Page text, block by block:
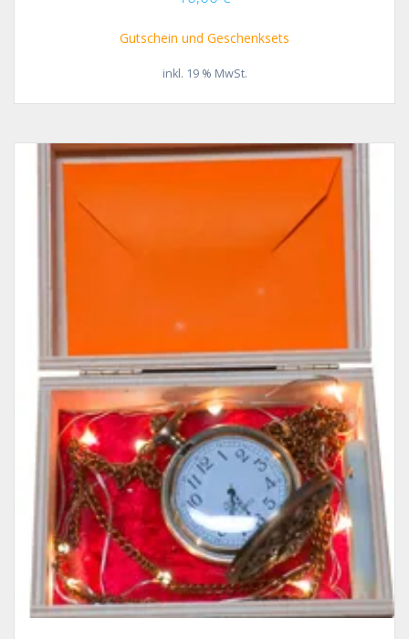
Gutschein und Geschenksets
inkl. 19 % MwSt.